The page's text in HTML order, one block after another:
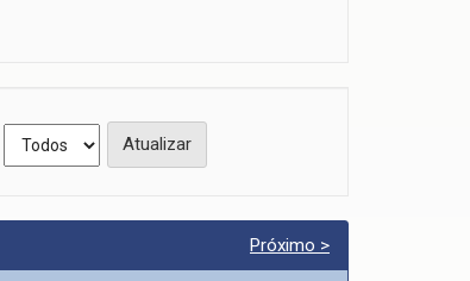
Próximo >